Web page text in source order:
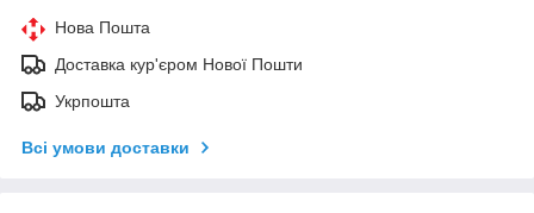
Нова Пошта
Доставка кур'єром Нової Пошти
Укрпошта
Всі умови доставки